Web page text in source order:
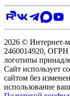
2026 ©
2460014920, ОГРН
логотипы
Сайт использует
сайтом без
использование